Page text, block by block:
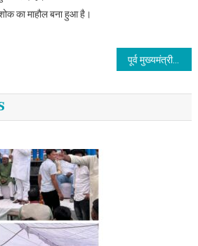
का माहौल बना हुआ है।
पूर्व मुख्यमंत्री मेजर जनरल भुवन चंद्र खंडूड़ी (से.नि) की अंतिम यात्रा में उमड़ा जनसैलाब